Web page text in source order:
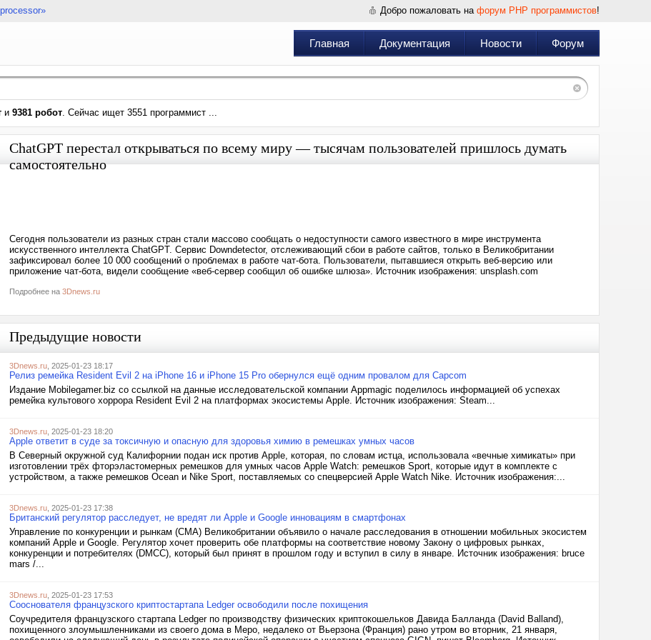
Добро пожаловать на форум PHP программистов!
Главная Документация Новости Форум
и 9381 робот. Сейчас ищет 3551 программист ...
ChatGPT перестал открываться по всему миру — тысячам пользователей пришлось думать
самостоятельно
Сегодня пользователи из разных стран стали массово сообщать о недоступности самого известного в мире инструмента
искусственного интеллекта ChatGPT. Сервис Downdetector, отслеживающий сбои в работе сайтов, только в Великобритании
зафиксировал более 10 000 сообщений о проблемах в работе чат-бота. Пользователи, пытавшиеся открыть веб-версию или
приложение чат-бота, видели сообщение «веб-сервер сообщил об ошибке шлюза». Источник изображения: unsplash.com
Подробнее на 3Dnews.ru
Предыдущие новости
3Dnews.ru , 2025-01-23 18:17
Релиз ремейка Resident Evil 2 на iPhone 16 и iPhone 15 Pro обернулся ещё одним провалом для Capcom
Издание Mobilegamer.biz со ссылкой на данные исследовательской компании Appmagic поделилось информацией об успехах
ремейка культового хоррора Resident Evil 2 на платформах экосистемы Apple. Источник изображения: Steam...
3Dnews.ru , 2025-01-23 18:20
Apple ответит в суде за токсичную и опасную для здоровья химию в ремешках умных часов
В Северный окружной суд Калифорнии подан иск против Apple, которая, по словам истца, использовала «вечные химикаты» при
изготовлении трёх фторэластомерных ремешков для умных часов Apple Watch: ремешков Sport, которые идут в комплекте с
устройством, а также ремешков Ocean и Nike Sport, поставляемых со спецверсией Apple Watch Nike. Источник изображения:...
3Dnews.ru , 2025-01-23 17:38
Британский регулятор расследует, не вредят ли Apple и Google инновациям в смартфонах
Управление по конкуренции и рынкам (CMA) Великобритании объявило о начале расследования в отношении мобильных экосистем
компаний Apple и Google. Регулятор хочет проверить обе платформы на соответствие новому Закону о цифровых рынках,
конкуренции и потребителях (DMCC), который был принят в прошлом году и вступил в силу в январе. Источник изображения: bruce
mars /...
3Dnews.ru , 2025-01-23 17:53
Сооснователя французского криптостартапа Ledger освободили после похищения
Соучредителя французского стартапа Ledger по производству физических криптокошельков Давида Балланда (David Balland),
похищенного злоумышленниками из своего дома в Меро, недалеко от Вьерзона (Франция) рано утром во вторник, 21 января,